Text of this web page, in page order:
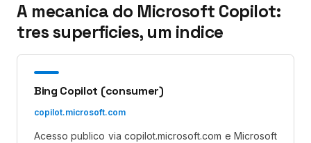
A mecanica do Microsoft Copilot:
tres superficies, um indice
Bing Copilot (consumer)
copilot.microsoft.com
Acesso publico via copilot.microsoft.com e Microsoft